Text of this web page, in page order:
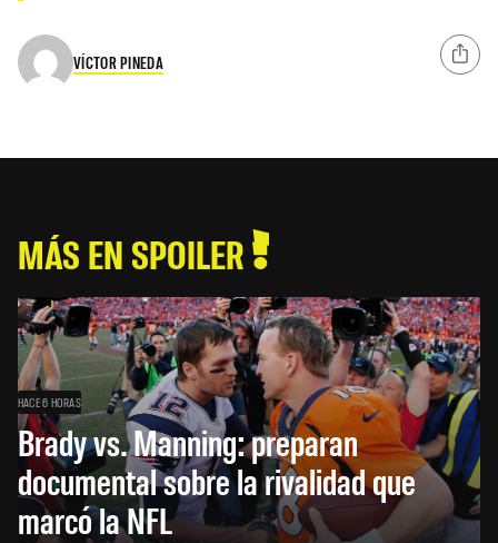
VÍCTOR PINEDA
MÁS EN SPOILER
HACE 6 HORAS
Brady vs. Manning: preparan
documental sobre la rivalidad que
marcó la NFL